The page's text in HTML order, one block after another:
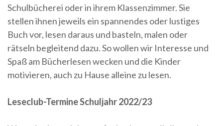
Schulbücherei oder in ihrem Klassenzimmer. Sie
stellen ihnen jeweils ein spannendes oder lustiges
Buch vor, lesen daraus und basteln, malen oder
rätseln begleitend dazu. So wollen wir Interesse und
Spaß am Bücherlesen wecken und die Kinder
motivieren, auch zu Hause alleine zu lesen.
Leseclub-Termine Schuljahr 2022/23